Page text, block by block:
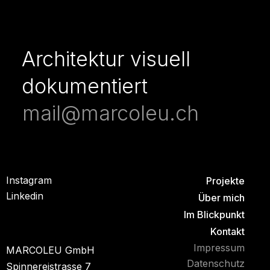
Architektur visuell
dokumentiert
mail@marcoleu.ch
Instagram
Linkedin
Projekte
Über mich
Im Blickpunkt
Kontakt
MARCOLEU GmbH
Spinnereistrasse 7
Impressum
Datenschutz